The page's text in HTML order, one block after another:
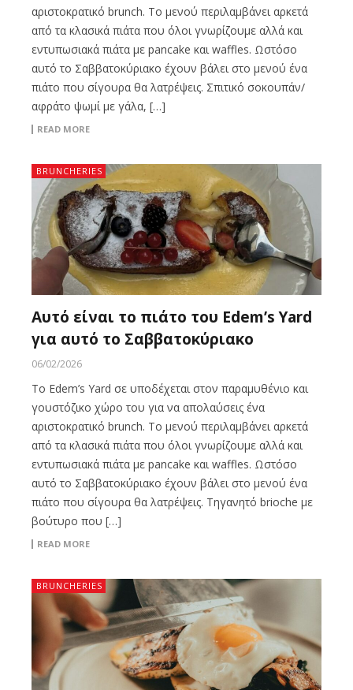
αριστοκρατικό brunch. Το μενού περιλαμβάνει αρκετά
από τα κλασικά πιάτα που όλοι γνωρίζουμε αλλά και
εντυπωσιακά πιάτα με pancake και waffles. Ωστόσο
αυτό το Σαββατοκύριακο έχουν βάλει στο μενού ένα
πιάτο που σίγουρα θα λατρέψεις. Σπιτικό σοκουπάν/
αφράτο ψωμί με γάλα, […]
READ MORE
BRUNCHERIES
Αυτό είναι το πιάτο του Edem’s Yard
για αυτό το Σαββατοκύριακο
06/02/2026
Το Edem’s Yard σε υποδέχεται στον παραμυθένιο και
γουστόζικο χώρο του για να απολαύσεις ένα
αριστοκρατικό brunch. Το μενού περιλαμβάνει αρκετά
από τα κλασικά πιάτα που όλοι γνωρίζουμε αλλά και
εντυπωσιακά πιάτα με pancake και waffles. Ωστόσο
αυτό το Σαββατοκύριακο έχουν βάλει στο μενού ένα
πιάτο που σίγουρα θα λατρέψεις. Τηγανητό brioche με
βούτυρο που […]
READ MORE
BRUNCHERIES